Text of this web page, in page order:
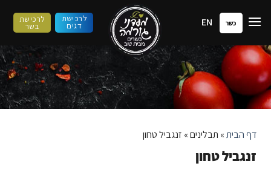
לתוכן
כשר EN לרכישת
דגים
לרכישת
בשר
דף הבית» תבלינים» זנגביל טחון
זנגביל טחון